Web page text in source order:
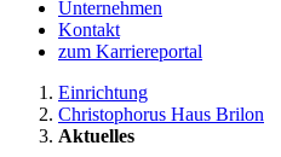
Unternehmen
Kontakt
zum Karriereportal
Einrichtung
Christophorus Haus Brilon
Aktuelles